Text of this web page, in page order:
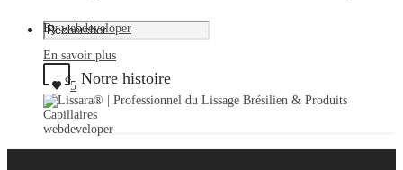
Notre histoire
Bywebdeveloper
En savoir plus
5
webdeveloper